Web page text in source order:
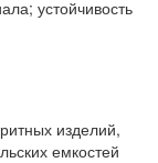
устойчивость
изделий,
емкостей